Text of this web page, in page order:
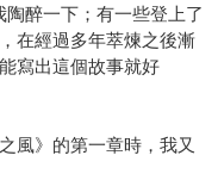
醉一下；有一些登上了
在經過多年萃煉之後漸
寫出這個故事就好
風》的第一章時，我又